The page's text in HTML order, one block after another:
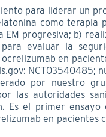
para liderar un
como terapia
EM progresiva; b)
evaluar la
en
NCT03540485;
por nuestro
las autoridades
Es el primer ensayo
en pacientes